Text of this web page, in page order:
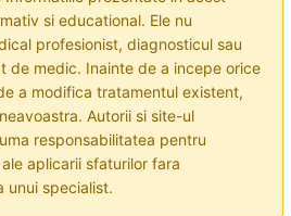
si educational. Ele nu
profesionist, diagnosticul sau
de medic. Inainte de a incepe orice
a modifica tratamentul existent,
Autorii si site-ul
responsabilitatea pentru
aplicarii sfaturilor fara
unui specialist.